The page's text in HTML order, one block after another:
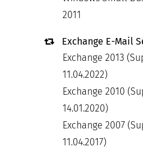
2011
Exchange E-Mail
Exchange 2013
11.04.2022)
Exchange 2010
14.01.2020)
Exchange 2007
11.04.2017)